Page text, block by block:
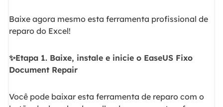
Baixe agora mesmo esta ferramenta profissional de
reparo do Excel!
✨Etapa 1. Baixe, instale e inicie o EaseUS Fixo
Document Repair
Você pode baixar esta ferramenta de reparo com o